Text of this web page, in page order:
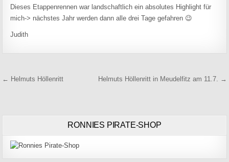
Dieses Etappenrennen war landschaftlich ein absolutes Highlight für
mich-> nächstes Jahr werden dann alle drei Tage gefahren 😉
Judith
Beitragsnavigation
← Helmuts Höllenritt Helmuts Höllenritt in Meudelfitz am 11.7. →
RONNIES PIRATE-SHOP